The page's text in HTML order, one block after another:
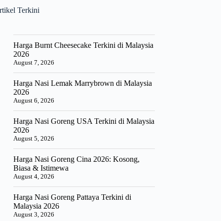
Terkini
Harga Burnt Cheesecake Terkini di Malaysia
2026
August 7, 2026
Harga Nasi Lemak Marrybrown di Malaysia
2026
August 6, 2026
Harga Nasi Goreng USA Terkini di Malaysia
2026
August 5, 2026
Harga Nasi Goreng Cina 2026: Kosong,
Biasa & Istimewa
August 4, 2026
Harga Nasi Goreng Pattaya Terkini di
Malaysia 2026
August 3, 2026